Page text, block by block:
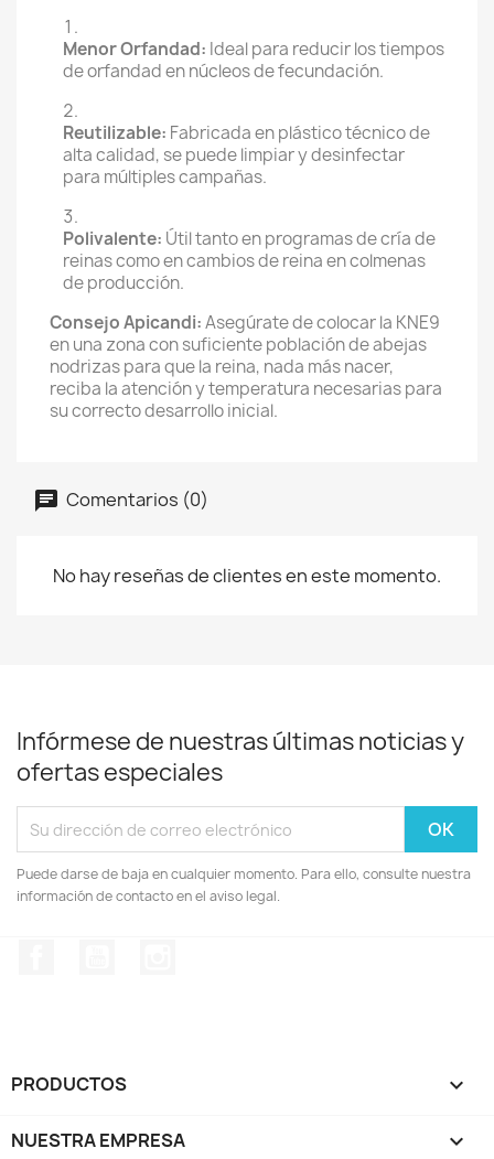
Menor Orfandad: Ideal para reducir los tiempos
de orfandad en núcleos de fecundación.
Reutilizable: Fabricada en plástico técnico de
alta calidad, se puede limpiar y desinfectar
para múltiples campañas.
Polivalente: Útil tanto en programas de cría de
reinas como en cambios de reina en colmenas
de producción.
Consejo Apicandi:Asegúrate de colocar la KNE9
en una zona con suficiente población de abejas
nodrizas para que la reina, nada más nacer,
reciba la atención y temperatura necesarias para
su correcto desarrollo inicial.
Comentarios (0)
No hay reseñas de clientes en este momento.
Infórmese de nuestras últimas noticias y
ofertas especiales
Puede darse de baja en cualquier momento. Para ello, consulte nuestra
información de contacto en el aviso legal.
PRODUCTOS 
NUESTRA EMPRESA 